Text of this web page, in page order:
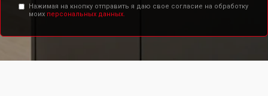
Нажимая на кнопку отправить я даю свое согласие на обработку
моих персональных данных.